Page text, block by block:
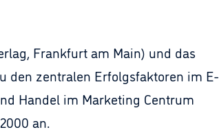
Frankfurt am Main) und das
den zentralen Erfolgsfaktoren im E-
Handel im Marketing Centrum
an.